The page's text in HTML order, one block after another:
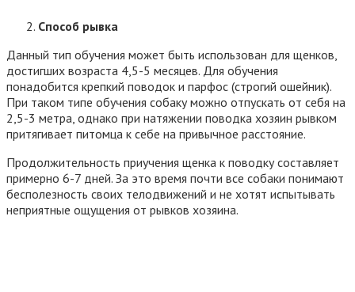
Способ рывка
Данный тип обучения может быть использован для щенков,
достигших возраста 4,5-5 месяцев. Для обучения
понадобится крепкий поводок и парфос (строгий ошейник).
При таком типе обучения собаку можно отпускать от себя на
2,5-3 метра, однако при натяжении поводка хозяин рывком
притягивает питомца к себе на привычное расстояние.
Продолжительность приучения щенка к поводку составляет
примерно 6-7 дней. За это время почти все собаки понимают
бесполезность своих телодвижений и не хотят испытывать
неприятные ощущения от рывков хозяина.